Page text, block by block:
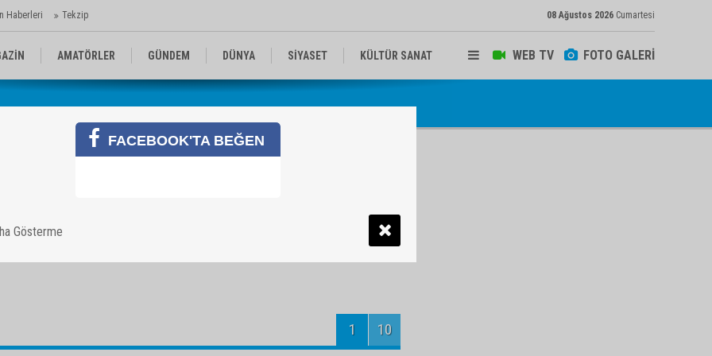
Haberleri Tekzip 08 Ağustos 2026 Cumartesi
WEB TV FOTO GALERİ
AMATÖRLER GÜNDEM DÜNYA SİYASET KÜLTÜR SANAT
FACEBOOK'TA BEĞEN
Gösterme